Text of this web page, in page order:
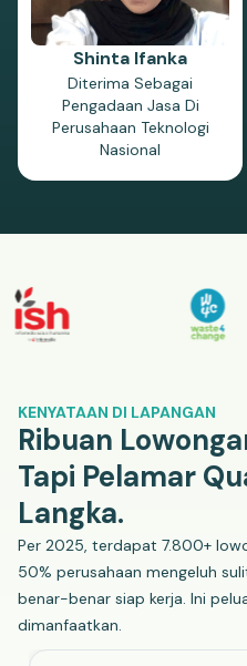
Shinta Ifanka
Diterima Sebagai
Pengadaan Jasa Di
Perusahaan Teknologi
Nasional
KENYATAAN DI LAPANGAN
Ribuan
Tapi Pelamar
Langka.
Per 2025, terdapat 7.800+
50% perusahaan mengeluh
benar-benar siap kerja. Ini
dimanfaatkan.